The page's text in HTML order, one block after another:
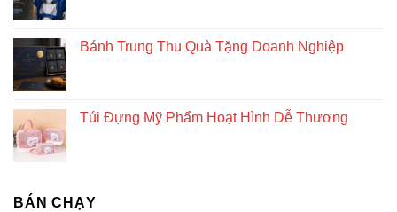
Bánh Trung Thu Quà Tặng Doanh Nghiệp
Túi Đựng Mỹ Phẩm Hoạt Hình Dễ Thương
BÁN CHẠY